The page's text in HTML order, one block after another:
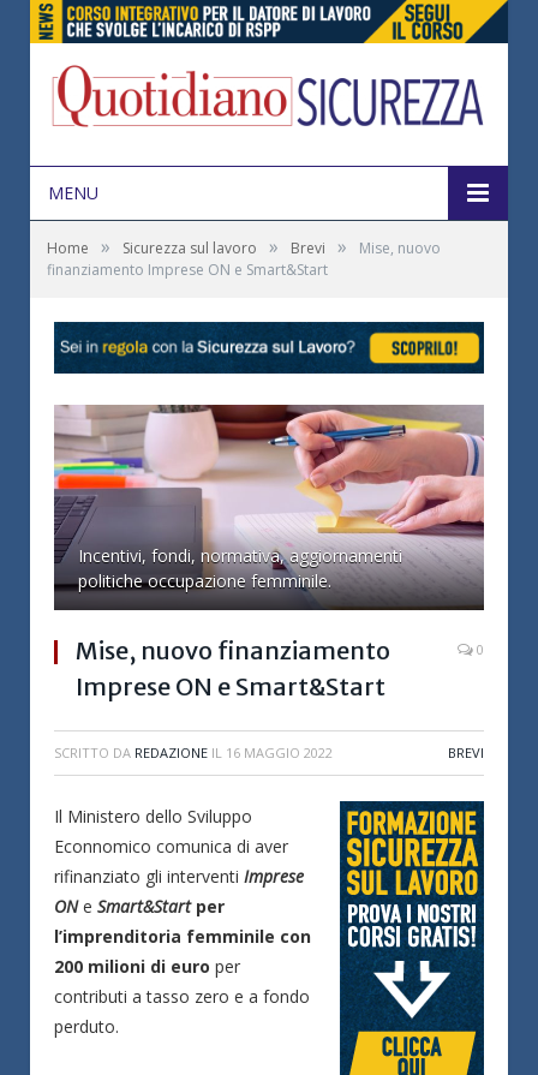
MENU
Home » Sicurezza sul lavoro » Brevi »
Mise, nuovo
finanziamento Imprese ON e Smart&Start
Incentivi, fondi, normativa, aggiornamenti
politiche occupazione femminile.
Mise, nuovo finanziamento
Imprese ON e Smart&Start
0
SCRITTO DA REDAZIONE IL 16 MAGGIO 2022 BREVI
Il Ministero dello Sviluppo
Econnomico comunica di aver
rifinanziato gli interventi Imprese
ON e Smart&Startper
l’imprenditoria femminile con
200 milioni di euro per
contributi a tasso zero e a fondo
perduto.